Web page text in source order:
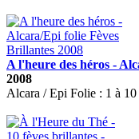
A l'heure des héros -
2008
Alcara / Epi Folie : 1 à